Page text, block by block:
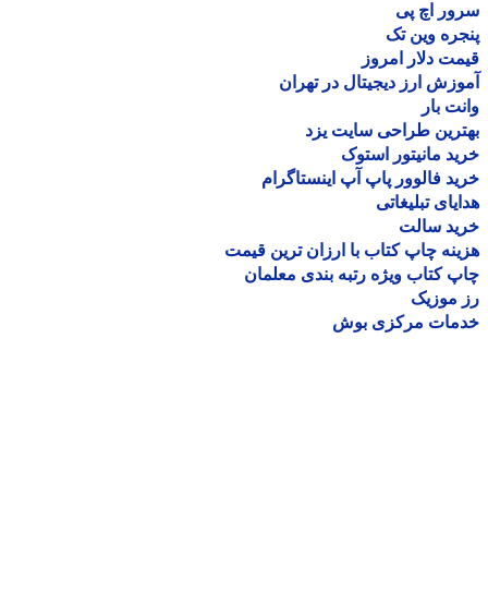
اچ پی
وین تک
دلار امروز
ارز دیجیتال در تهران
بار
طراحی سایت یزد
مانیتور استوک
فالوور پاپ آپ اینستاگرام
تبلیغاتی
سالت
چاپ کتاب با ارزان ترین قیمت
کتاب ویژه رتبه بندی معلمان
موزیک
مرکزی بوش